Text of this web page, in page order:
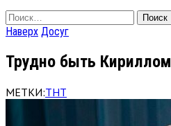
Найти:
Наверх Досуг
Трудно быть Кириллом
МЕТКИ:ТНТ